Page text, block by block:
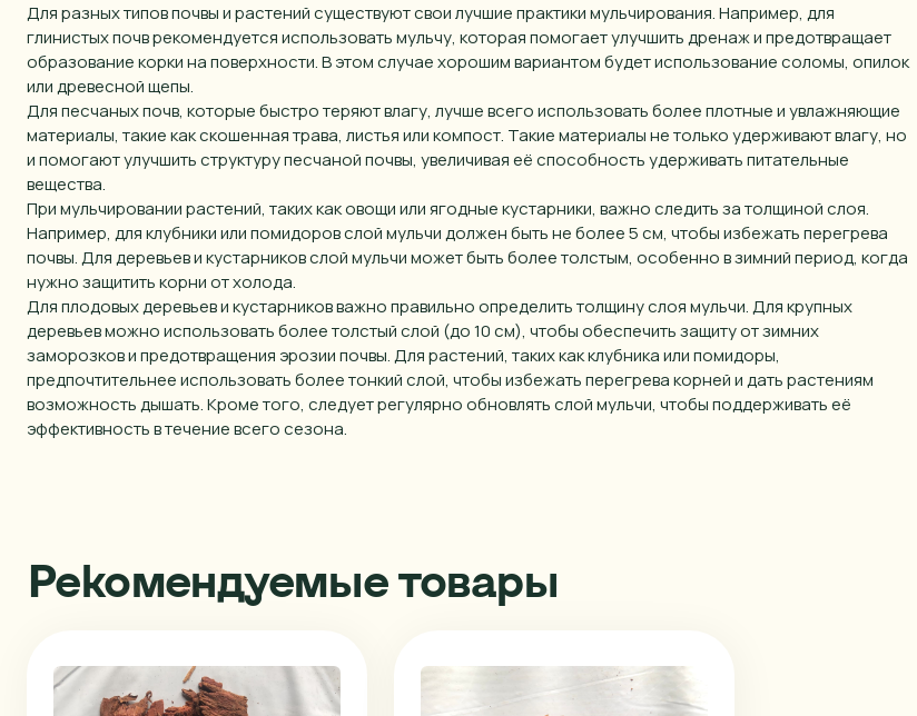
Для разных типов почвы и растений существуют свои лучшие практики мульчирования. Например, для
глинистых почв рекомендуется использовать мульчу, которая помогает улучшить дренаж и предотвращает
образование корки на поверхности. В этом случае хорошим вариантом будет использование соломы, опилок
или древесной щепы.
Для песчаных почв, которые быстро теряют влагу, лучше всего использовать более плотные и увлажняющие
материалы, такие как скошенная трава, листья или компост. Такие материалы не только удерживают влагу, но
и помогают улучшить структуру песчаной почвы, увеличивая её способность удерживать питательные
вещества.
При мульчировании растений, таких как овощи или ягодные кустарники, важно следить за толщиной слоя.
Например, для клубники или помидоров слой мульчи должен быть не более 5 см, чтобы избежать перегрева
почвы. Для деревьев и кустарников слой мульчи может быть более толстым, особенно в зимний период, когда
нужно защитить корни от холода.
Для плодовых деревьев и кустарников важно правильно определить толщину слоя мульчи. Для крупных
деревьев можно использовать более толстый слой (до 10 см), чтобы обеспечить защиту от зимних
заморозков и предотвращения эрозии почвы. Для растений, таких как клубника или помидоры,
предпочтительнее использовать более тонкий слой, чтобы избежать перегрева корней и дать растениям
возможность дышать. Кроме того, следует регулярно обновлять слой мульчи, чтобы поддерживать её
эффективность в течение всего сезона.
Рекомендуемые товары
КМВ
Краснодар
Курган
Липецк
Магнитогорск
Миасс
Москва
Набережные Челны
Омск
Пенза